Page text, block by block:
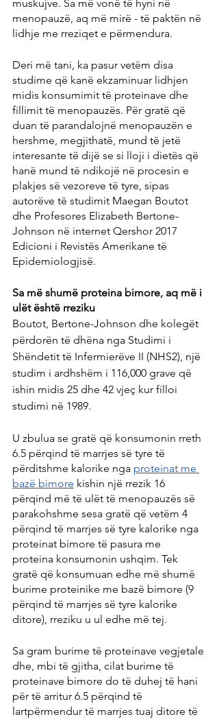
muskujve. Sa më vonë të hyni në
menopauzë, aq më mirë - të paktën në
lidhje me rreziqet e përmendura.
Deri më tani, ka pasur vetëm disa
studime që kanë ekzaminuar lidhjen
midis konsumimit të proteinave dhe
fillimit të menopauzës. Për gratë që
duan të parandalojnë menopauzën e
hershme, megjithatë, mund të jetë
interesante të dijë se si lloji i dietës që
hanë mund të ndikojë në procesin e
plakjes së vezoreve të tyre, sipas
autorëve të studimit Maegan Boutot
dhe Profesores Elizabeth Bertone-
Johnson në internet Qershor 2017
Edicioni i Revistës Amerikane të
Epidemiologjisë.
Sa më shumë proteina bimore, aq më i
ulët është rreziku
Boutot, Bertone-Johnson dhe kolegët
përdorën të dhëna nga Studimi i
Shëndetit të Infermierëve II (NHS2), një
studim i ardhshëm i 116,000 grave që
ishin midis 25 dhe 42 vjeç kur filloi
studimi në 1989.
U zbulua se gratë që konsumonin rreth
6.5 përqind të marrjes së tyre të
përditshme kalorike nga proteinat me
bazë bimore kishin një rrezik 16
përqind më të ulët të menopauzës së
parakohshme sesa gratë që vetëm 4
përqind të marrjes së tyre kalorike nga
proteinat bimore të pasura me
proteina konsumonin ushqim. Tek
gratë që konsumuan edhe më shumë
burime proteinike me bazë bimore (9
përqind të marrjes së tyre kalorike
ditore), rreziku u ul edhe më tej.
Sa gram burime të proteinave vegjetale
dhe, mbi të gjitha, cilat burime të
proteinave bimore do të duhej të hani
për të arritur 6.5 përqind të
lartpërmendur të marrjes tuaj ditore të